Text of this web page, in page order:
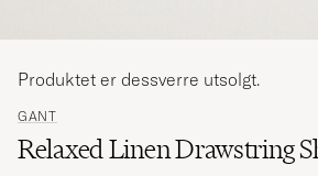
GANT
Relaxed Linen Drawstring
Produktet er dessverre utsolgt.